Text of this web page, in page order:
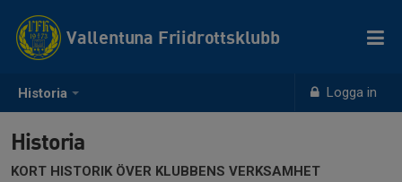
Historia Logga in
Vallentuna Friidrottsklubb
Historia
KORT HISTORIK ÖVER KLUBBENS VERKSAMHET